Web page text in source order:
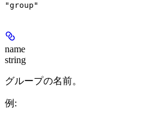
"group"
name
string
グループの名前。
例 :